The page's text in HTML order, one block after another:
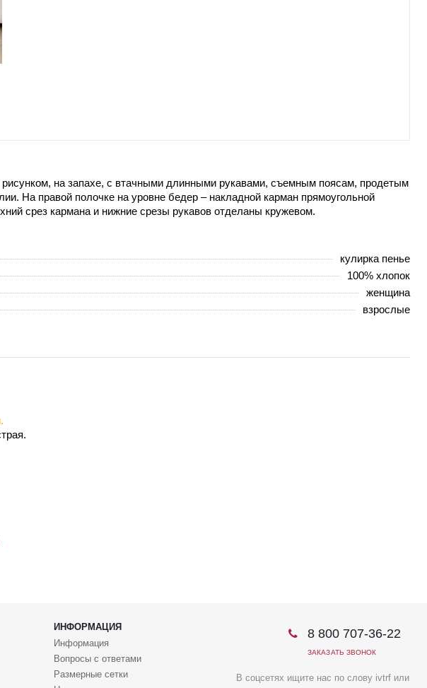
на запахе, с втачными длинными рукавами, съемным поясам, продетым
На правой полочке на уровне бедер – накладной карман прямоугольной
срез кармана и нижние срезы рукавов отделаны кружевом.
кулирка пенье
100% хлопок
женщина
взрослые
ИНФОРМАЦИЯ
Информация
Вопросы с ответами
Размерные сетки
8 800 707-36-22
ЗАКАЗАТЬ ЗВОНОК
В соцсетях ищите нас по слову ivtrf или